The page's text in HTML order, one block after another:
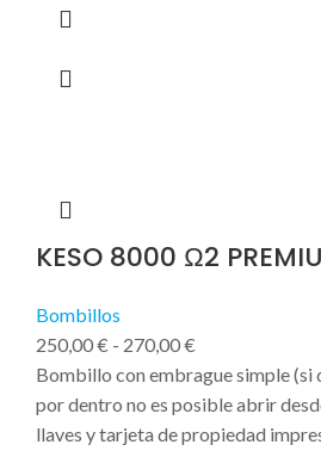
KESO 8000 Ω2
Bombillos
250,00€ - 270,00€
Bombillo con embrague simple (si
por dentro no es posible abrir
llaves y tarjeta de propiedad